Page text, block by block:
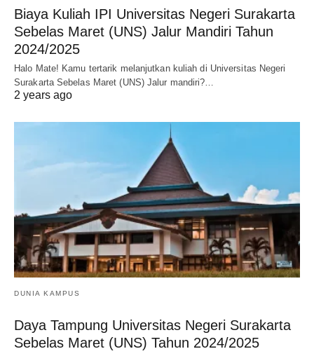
Biaya Kuliah IPI Universitas Negeri Surakarta
Sebelas Maret (UNS) Jalur Mandiri Tahun
2024/2025
Halo Mate! Kamu tertarik melanjutkan kuliah di Universitas Negeri
Surakarta Sebelas Maret (UNS) Jalur mandiri?…
2 years ago
DUNIA KAMPUS
Daya Tampung Universitas Negeri Surakarta
Sebelas Maret (UNS) Tahun 2024/2025